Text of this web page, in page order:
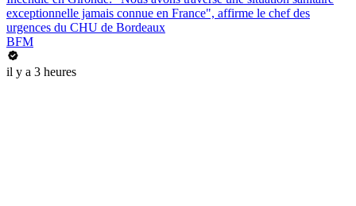
exceptionnelle jamais connue en France", affirme le chef des
urgences du CHU de Bordeaux
BFM
il y a 3 heures